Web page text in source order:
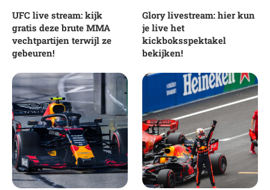
UFC live stream: kijk
gratis deze brute MMA
vechtpartijen terwijl ze
gebeuren!
Glory livestream: hier kun
je live het
kickboksspektakel
bekijken!